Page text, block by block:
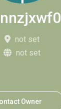
not set
not set
Owner